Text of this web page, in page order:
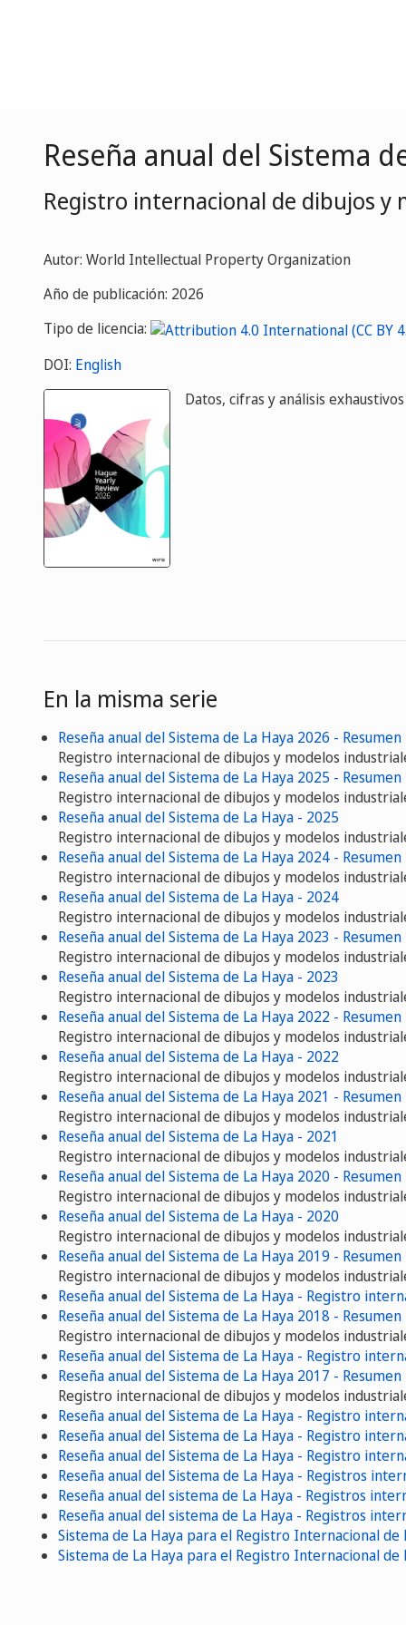
Reseña anual del Sistema
Registro internacional de dibujos y
Autor: World Intellectual Property Organization
Año de publicación: 2026
Tipo de licencia:
DOI: English
Datos, cifras y análisis
En la misma serie
Reseña anual del Sistema de La Haya 2026 - Resumen
Registro internacional de dibujos y modelos
Reseña anual del Sistema de La Haya 2025 - Resumen
Registro internacional de dibujos y modelos
Reseña anual del Sistema de La Haya - 2025
Registro internacional de dibujos y modelos
Reseña anual del Sistema de La Haya 2024 - Resumen
Registro internacional de dibujos y modelos
Reseña anual del Sistema de La Haya - 2024
Registro internacional de dibujos y modelos
Reseña anual del Sistema de La Haya 2023 - Resumen
Registro internacional de dibujos y modelos
Reseña anual del Sistema de La Haya - 2023
Registro internacional de dibujos y modelos
Reseña anual del Sistema de La Haya 2022 - Resumen
Registro internacional de dibujos y modelos
Reseña anual del Sistema de La Haya - 2022
Registro internacional de dibujos y modelos
Reseña anual del Sistema de La Haya 2021 - Resumen
Registro internacional de dibujos y modelos
Reseña anual del Sistema de La Haya - 2021
Registro internacional de dibujos y modelos
Reseña anual del Sistema de La Haya 2020 - Resumen
Registro internacional de dibujos y modelos
Reseña anual del Sistema de La Haya - 2020
Registro internacional de dibujos y modelos
Reseña anual del Sistema de La Haya 2019 - Resumen
Registro internacional de dibujos y modelos
Reseña anual del Sistema de La Haya - Registro
Reseña anual del Sistema de La Haya 2018 - Resumen
Registro internacional de dibujos y modelos
Reseña anual del Sistema de La Haya - Registro
Reseña anual del Sistema de La Haya 2017 - Resumen
Registro internacional de dibujos y modelos
Reseña anual del Sistema de La Haya - Registro
Reseña anual del Sistema de La Haya - Registro
Reseña anual del Sistema de La Haya - Registro
Reseña anual del Sistema de La Haya - Registros
Reseña anual del sistema de La Haya - Registros
Reseña anual del sistema de La Haya - Registros
Sistema de La Haya para el Registro Internacional
Sistema de La Haya para el Registro Internacional